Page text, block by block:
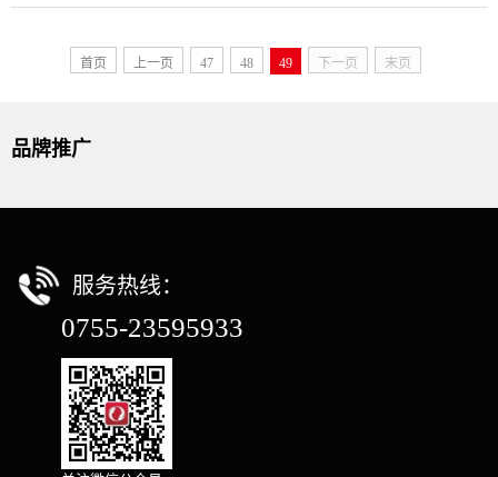
首页 上一页 47 48 49 下一页 末页
品牌推广
服务热线：
0755-23595933